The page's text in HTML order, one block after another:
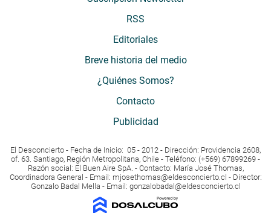
RSS
Editoriales
Breve historia del medio
¿Quiénes Somos?
Contacto
Publicidad
El Desconcierto - Fecha de Inicio: 05 - 2012 - Dirección: Providencia 2608,
of. 63. Santiago, Región Metropolitana, Chile - Teléfono: (+569) 67899269 -
Razón social: El Buen Aire SpA. - Contacto: María José Thomas,
Coordinadora General - Email: mjosethomas@eldesconcierto.cl - Director:
Gonzalo Badal Mella - Email: gonzalobadal@eldesconcierto.cl